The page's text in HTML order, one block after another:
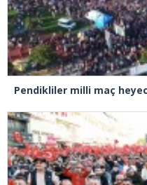
Pendikliler milli maç